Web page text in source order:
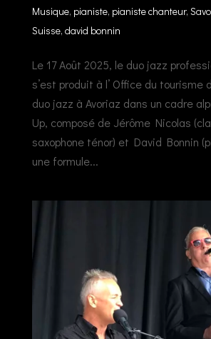
Musique, pianiste, pianiste chanteur,
Suisse, david bonnin
Le 17 Août 2025, le duo jazz
s’est produit à l’ Office du tourisme
duo jazz à Avoriaz dans un cadre
Up, composé de Jérôme Nicolas
saxophone ténor) et David Bonnin
une formule...